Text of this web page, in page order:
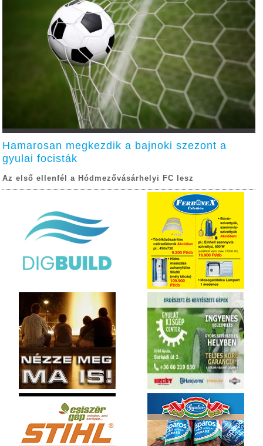
Hamarosan megkezdik a bajnoki szezont a
gyulai focisták
Az első ellenfél a Hódmezővásárhelyi FC lesz